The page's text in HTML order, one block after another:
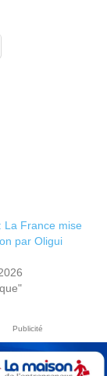
La France mise
par Oligui
Publicité